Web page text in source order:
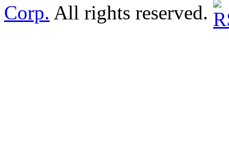
Corp. All rights reserved.